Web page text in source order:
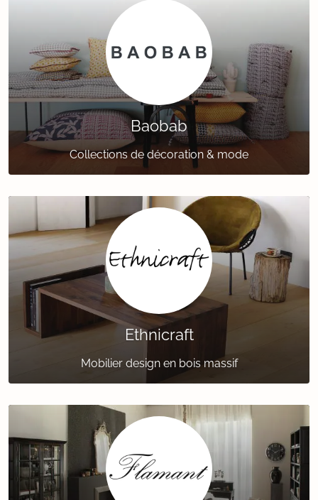
Baobab
Collections de décoration & mode
Ethnicraft
Mobilier design en bois massif